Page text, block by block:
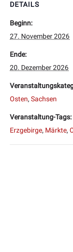
DETAILS
Beginn:
27. November 2026
Ende:
20. Dezember 2026
Osten, Sachsen
Veranstaltung-Tags:
Erzgebirge, Märkte,